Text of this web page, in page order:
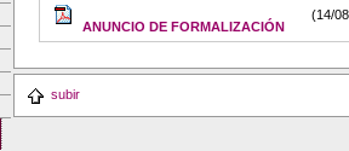
ANUNCIO DE FORMALIZACIÓN
(14/
subir